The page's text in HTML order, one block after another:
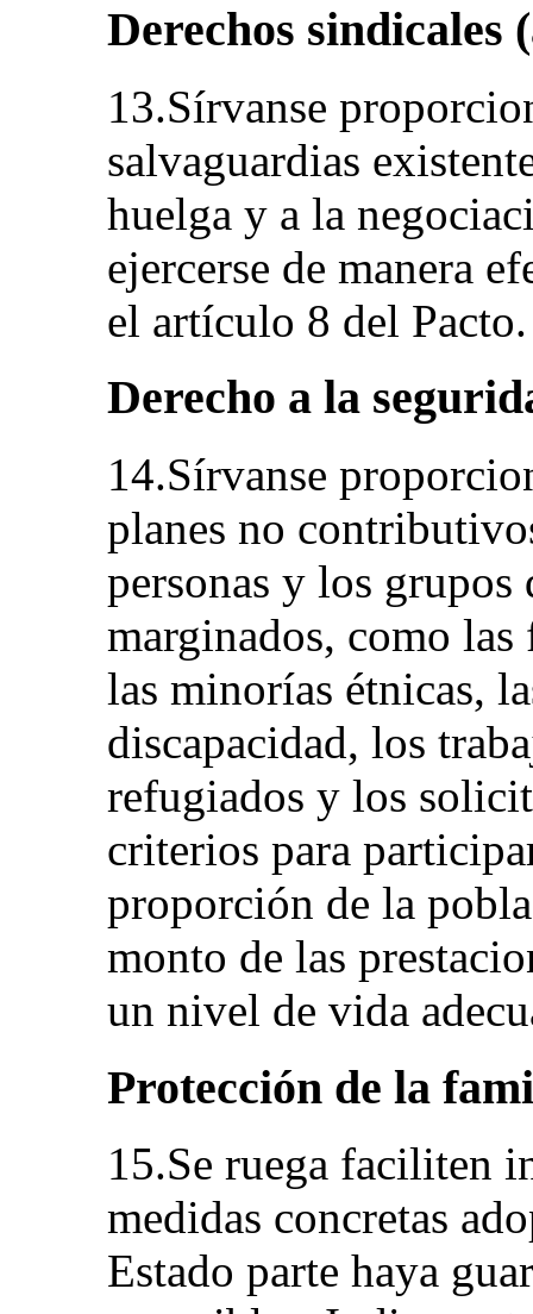
Derechos sindicales
13.Sírvanse
salvaguardias
huelga y a la
ejercerse de manera
el artículo 8 del Pacto.
Derecho a la
14.Sírvanse
planes no
personas y los grupos
marginados, como
las minorías étnicas,
discapacidad, los
refugiados y los
criterios para
proporción de la
monto de las
un nivel de vida
Protección de la
15.Se ruega faciliten
medidas concretas
Estado parte haya